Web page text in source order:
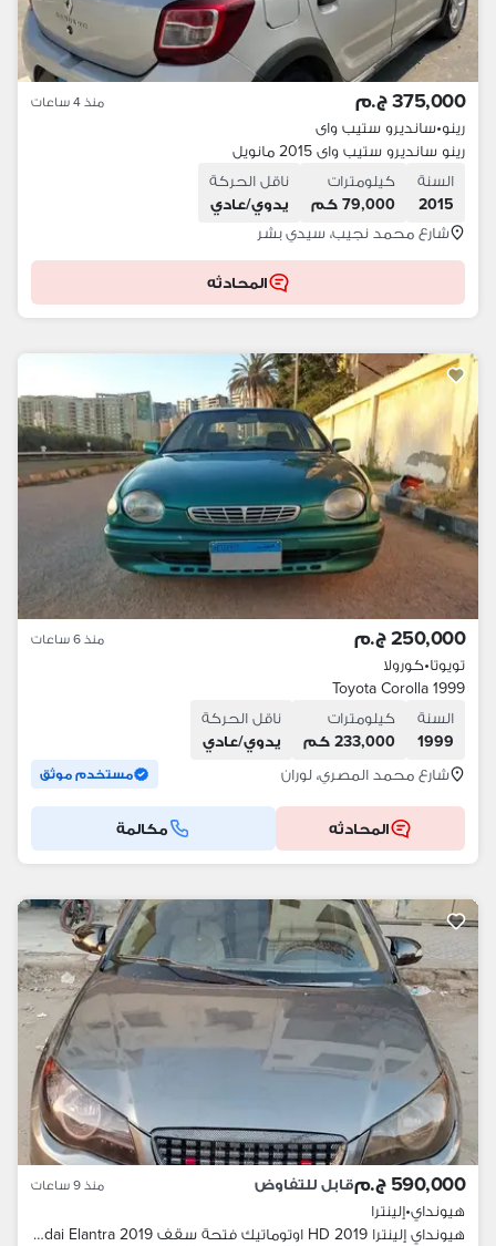
375,000 ج.م منذ 4 ساعات
رينو•سانديرو ستيب واى
رينو سانديرو ستيب واى 2015 مانويل
السنة
2015
كيلومترات
79,000 كم
ناقل الحركة
يدوي/عادي
شارع محمد نجيب، سيدي بشر
المحادثه
250,000 ج.م منذ 6 ساعات
تويوتا•كورولا
Toyota Corolla 1999
السنة
1999
كيلومترات
233,000 كم
ناقل الحركة
يدوي/عادي
شارع محمد المصري، لوران
مستخدم موثق
المحادثه مكالمة
590,000 ج.م قابل للتفاوض منذ 9 ساعات
هيونداي•إلينترا
هيونداي إلينترا 2019 HD اوتوماتيك فتحة سقف Hyundai Elantra 2019